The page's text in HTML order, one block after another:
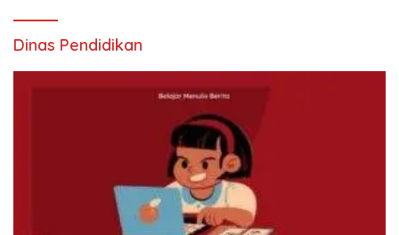
Dinas Pendidikan